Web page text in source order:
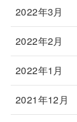
2022年3月
2022年2月
2022年1月
2021年12月